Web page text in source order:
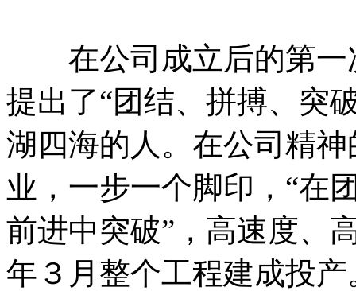
在公司成立后的第一
提出了“团结、拼搏、突
湖四海的人。在公司精
业，一步一个脚印，“在
前进中突破”，高速度、
年３月整个工程建成投